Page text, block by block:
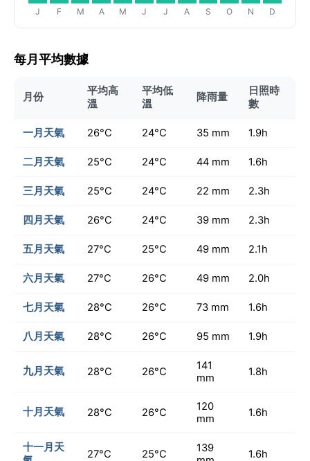
J F M A M J J A S O N D
每月平均數據
月份
平均高
溫
平均低
溫
降雨量
日照時
數
一月天氣 26°C 24°C 35 mm 1.9h
二月天氣 25°C 24°C 44 mm 1.6h
三月天氣 25°C 24°C 22 mm 2.3h
四月天氣 26°C 24°C 39 mm 2.3h
五月天氣 27°C 25°C 49 mm 2.1h
六月天氣 27°C 26°C 49 mm 2.0h
七月天氣 28°C 26°C 73 mm 1.6h
八月天氣 28°C 26°C 95 mm 1.9h
九月天氣 28°C 26°C
141
mm
1.8h
十月天氣 28°C 26°C
120
mm
1.6h
十一月天
27°C 25°C
139
1.6h